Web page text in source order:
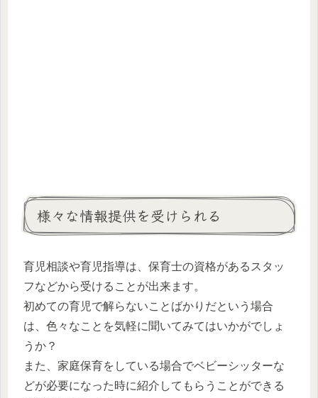
様々な情報提供を受けられる
育児相談や育児指導は、保育士の資格があるスタッ
フなどから受けることが出来ます。
初めての育児で解らないことばかりだという場合
は、色々なことを気軽に聞いてみてはいかがでしょ
うか？
また、家庭保育をしている場合でベビーシッターな
どが必要になった時に紹介してもらうことができる